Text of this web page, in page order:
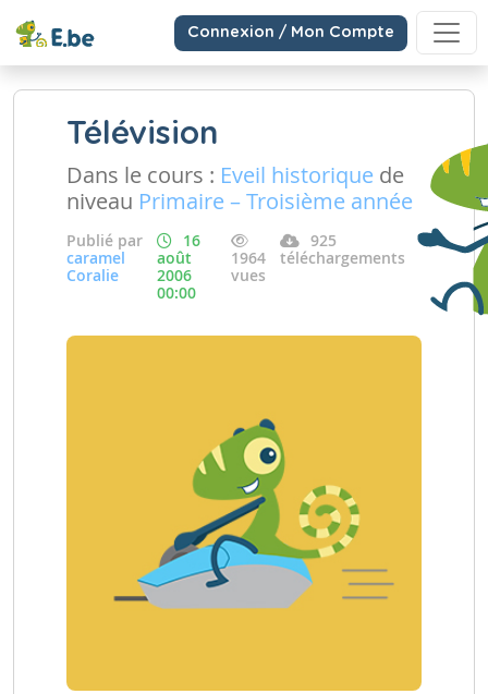
Connexion / Mon Compte
Télévision
Dans le cours : Eveil historique de
niveau Primaire – Troisième année
Publié par
caramel
Coralie
16
août
2006
00:00
1964
vues
925
téléchargements